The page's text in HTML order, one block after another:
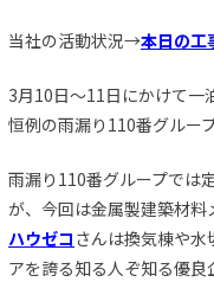
当社の活動状況→本日の工
3月10日～11日にかけて一
恒例の雨漏り110番グルー
雨漏り110番グループでは
が、今回は金属製建築材料
ハウゼコ さんは換気棟や
アを誇る知る人ぞ知る優良